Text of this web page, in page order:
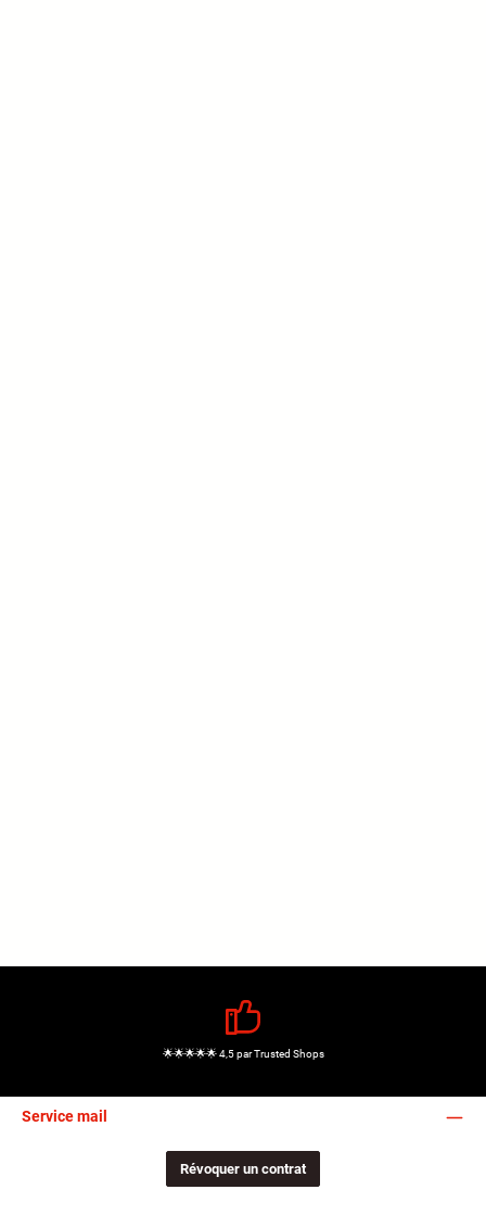
🌟🌟🌟🌟🌟 4,5 par Trusted Shops
Service mail
Révoquer un contrat